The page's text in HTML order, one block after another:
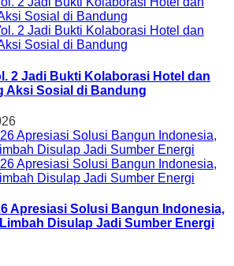
2 Jadi Bukti Kolaborasi Hotel dan
Aksi Sosial di Bandung
Apresiasi Solusi Bangun Indonesia,
Disulap Jadi Sumber Energi